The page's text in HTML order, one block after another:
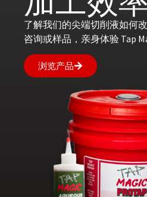
了解我们的尖端切削液如何
咨询或样品，亲身体验 Tap
浏览产品